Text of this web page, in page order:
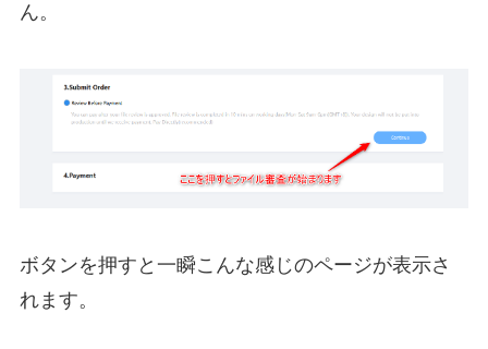
ん。
ボタンを押すと一瞬こんな感じのページが表示さ
れます。